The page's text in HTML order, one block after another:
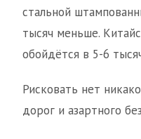
стальной
тысяч меньше.
обойдётся в 5-6
Рисковать нет
дорог и азартного